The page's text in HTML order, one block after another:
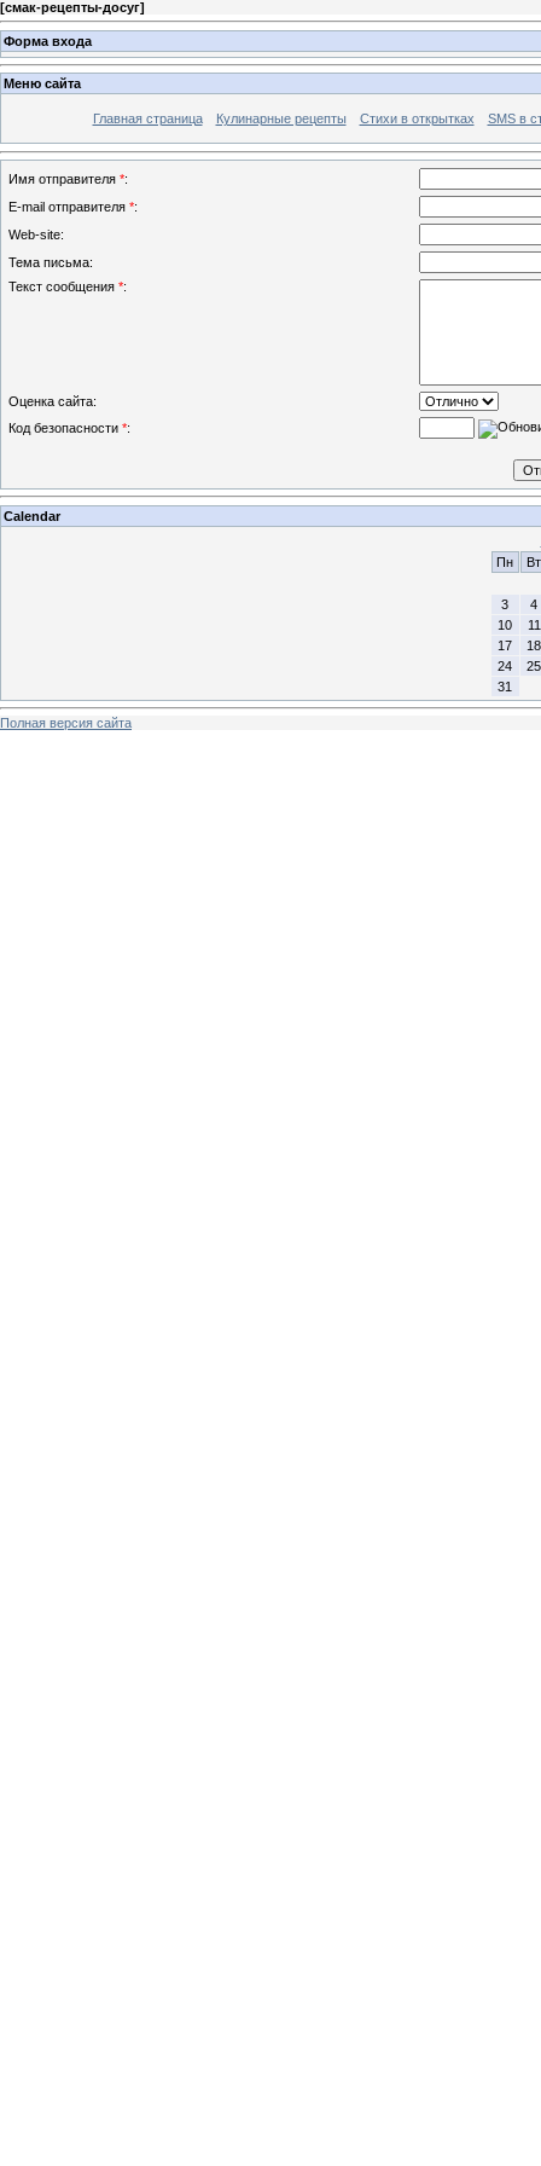
[смак-рецепты-досуг]
Форма входа
Меню сайта
Главная страница Кулинарные рецепты Стихи в открытках SMS в
Имя отправителя *:
E-mail отправителя *:
Web-site:
Тема письма:
Текст сообщения *:
Оценка сайта:
Код безопасности *:
Calendar
Пн
Вт
3
4
10
11
17
18
24
25
31
Полная версия сайта